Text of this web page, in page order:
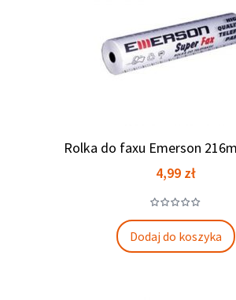
Rolka do faxu Emerson
Cena
4,99 zł
Dodaj do koszyka